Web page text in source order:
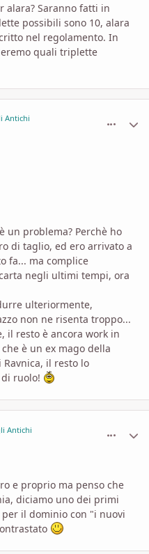
alara? Saranno fatti in
possibili sono 10, alara
nel regolamento. In
quali triplette
Antichi
un problema? Perchè ho
di taglio, ed ero arrivato a
fa... ma complice
negli ultimi tempi, ora
ulteriormente,
non ne risenta troppo...
il resto è ancora work in
è un ex mago della
il resto lo
ruolo!
Antichi
e proprio ma penso che
diciamo uno dei primi
il dominio con "i nuovi